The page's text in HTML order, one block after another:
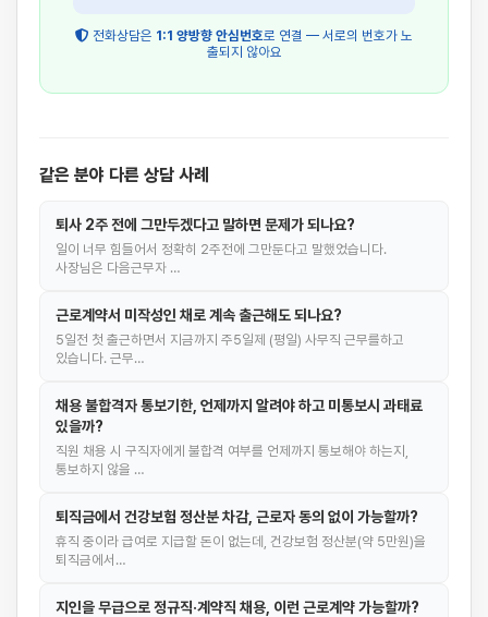
전화상담은 1:1 양방향 안심번호로 연결 — 서로의 번호가 노
출되지 않아요
같은 분야 다른 상담 사례
퇴사 2주 전에 그만두겠다고 말하면 문제가 되나요?
일이 너무 힘들어서 정확히 2주전에 그만둔다고 말했었습니다.
사장님은 다음근무자 …
근로계약서 미작성인 채로 계속 출근해도 되나요?
5일전 첫 출근하면서 지금까지 주5일제 (평일) 사무직 근무를하고
있습니다. 근무…
채용 불합격자 통보기한, 언제까지 알려야 하고 미통보시 과태료
있을까?
직원 채용 시 구직자에게 불합격 여부를 언제까지 통보해야 하는지,
통보하지 않을 …
퇴직금에서 건강보험 정산분 차감, 근로자 동의 없이 가능할까?
휴직 중이라 급여로 지급할 돈이 없는데, 건강보험 정산분(약 5만원)을
퇴직금에서…
지인을 무급으로 정규직·계약직 채용, 이런 근로계약 가능할까?